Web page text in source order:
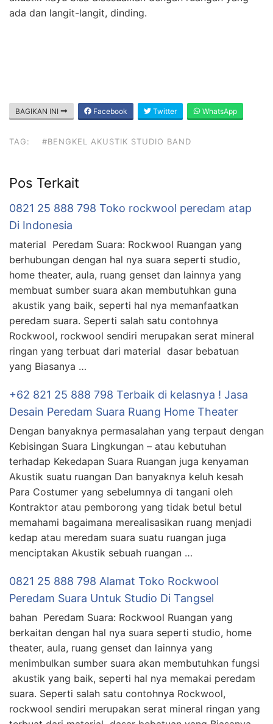
ada dan langit-langit, dinding.
BAGIKAN INI Facebook Twitter WhatsApp
TAG: #BENGKEL AKUSTIK STUDIO BAND
Pos Terkait
0821 25 888 798 Toko rockwool peredam atap
Di Indonesia
material Peredam Suara: Rockwool Ruangan yang
berhubungan dengan hal nya suara seperti studio,
home theater, aula, ruang genset dan lainnya yang
membuat sumber suara akan membutuhkan guna
akustik yang baik, seperti hal nya memanfaatkan
peredam suara. Seperti salah satu contohnya
Rockwool, rockwool sendiri merupakan serat mineral
ringan yang terbuat dari material dasar bebatuan
yang Biasanya …
+62 821 25 888 798 Terbaik di kelasnya ! Jasa
Desain Peredam Suara Ruang Home Theater
Dengan banyaknya permasalahan yang terpaut dengan
Kebisingan Suara Lingkungan – atau kebutuhan
terhadap Kekedapan Suara Ruangan juga kenyaman
Akustik suatu ruangan Dan banyaknya keluh kesah
Para Costumer yang sebelumnya di tangani oleh
Kontraktor atau pemborong yang tidak betul betul
memahami bagaimana merealisasikan ruang menjadi
kedap atau meredam suara suatu ruangan juga
menciptakan Akustik sebuah ruangan …
0821 25 888 798 Alamat Toko Rockwool
Peredam Suara Untuk Studio Di Tangsel
bahan Peredam Suara: Rockwool Ruangan yang
berkaitan dengan hal nya suara seperti studio, home
theater, aula, ruang genset dan lainnya yang
menimbulkan sumber suara akan membutuhkan fungsi
akustik yang baik, seperti hal nya memakai peredam
suara. Seperti salah satu contohnya Rockwool,
rockwool sendiri merupakan serat mineral ringan yang